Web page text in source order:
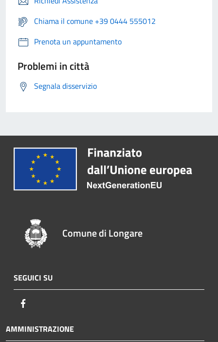
Chiama il comune +39 0444 555012
Prenota un appuntamento
Problemi in città
Segnala disservizio
Comune di Longare
SEGUICI SU
AMMINISTRAZIONE